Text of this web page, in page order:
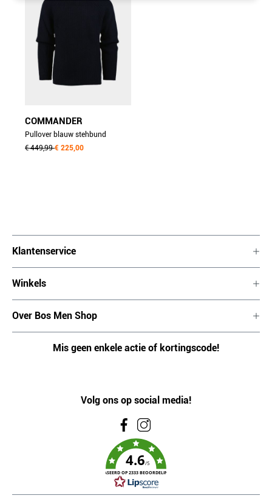
COMMANDER
Pullover blauw stehbund
pullover, 1/1 arm
€ 449,99€ 225,00
Klantenservice
Winkels
Over Bos Men Shop
Mis geen enkele actie of kortingscode!
Volg ons op social media!
4.6/5
GEBASEERD OP 2333 BEOORDELINGEN